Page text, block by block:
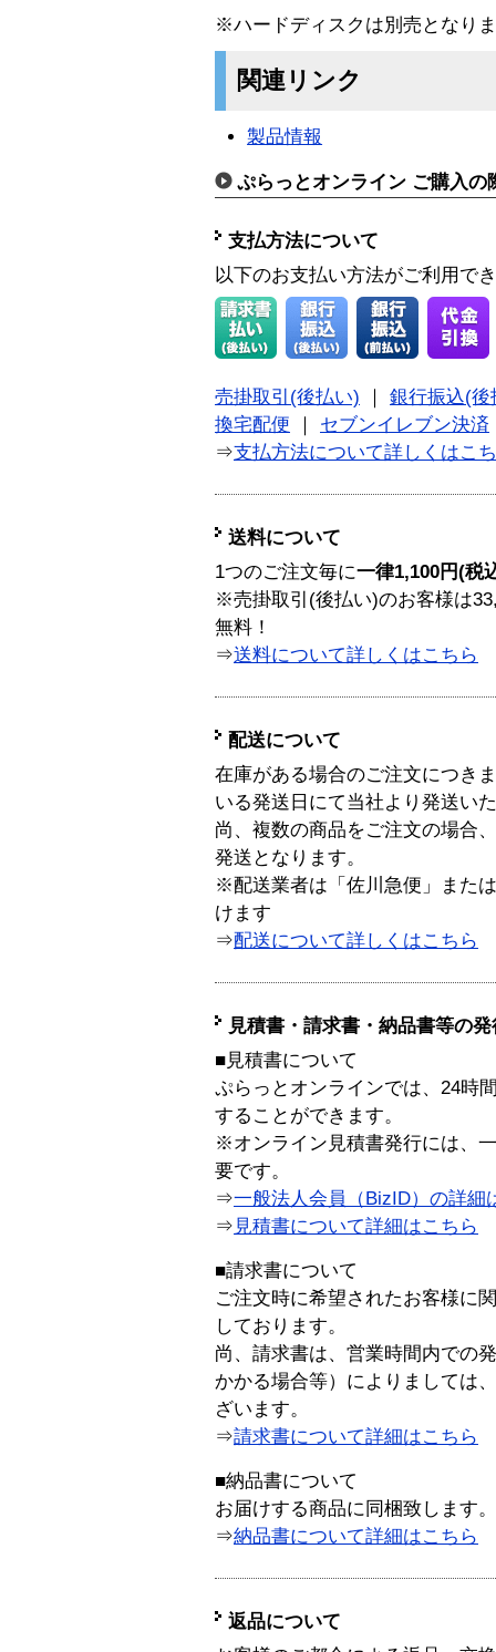
※ハードディスクは別売となり
関連リンク
製品情報
ぷらっとオンライン ご購入の
支払方法について
以下のお支払い方法がご利用で
売掛取引(後払い)
銀行振込(後
換宅配便
セブンイレブン決済
⇒支払方法について詳しくはこ
送料について
1つのご注文毎に一律1,100円(税
※売掛取引(後払い)のお客様は
無料！
⇒送料について詳しくはこちら
配送について
在庫がある場合のご注文につき
いる発送日にて当社より発送い
尚、複数の商品をご注文の場合
発送となります。
※配送業者は「佐川急便」また
けます
⇒配送について詳しくはこちら
見積書・請求書・納品書等の
■見積書について
ぷらっとオンラインでは、24時
することができます。
※オンライン見積書発行には、
要です。
⇒一般法人会員（BizID）の詳細
⇒ 見積書について詳細はこちら
■請求書について
ご注文時に希望されたお客様に
しております。
尚、請求書は、営業時間内での
かかる場合等）によりましては
ざいます。
⇒請求書について詳細はこちら
■納品書について
お届けする商品に同梱致します。
⇒納品書について詳細はこちら
返品について